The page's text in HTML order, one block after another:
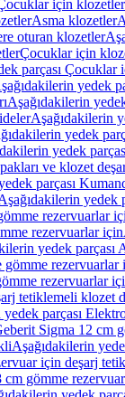
için klozetler
Asma klozetler
oturan klozetler
Çocuklar için
parçası Çocuklar
yedek
Aşağıdakilerin
Aşağıdakilerin
yedek
yedek
ve klozet
parçası
yedek
rezervuarlar
rezervuarlar için
yedek parçası
rezervuarlar
rezervuarlar
tetiklemeli klozet
yedek parçası
Sigma 12 cm
Aşağıdakilerin
için deşarj
gömme